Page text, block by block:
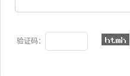
验证码：